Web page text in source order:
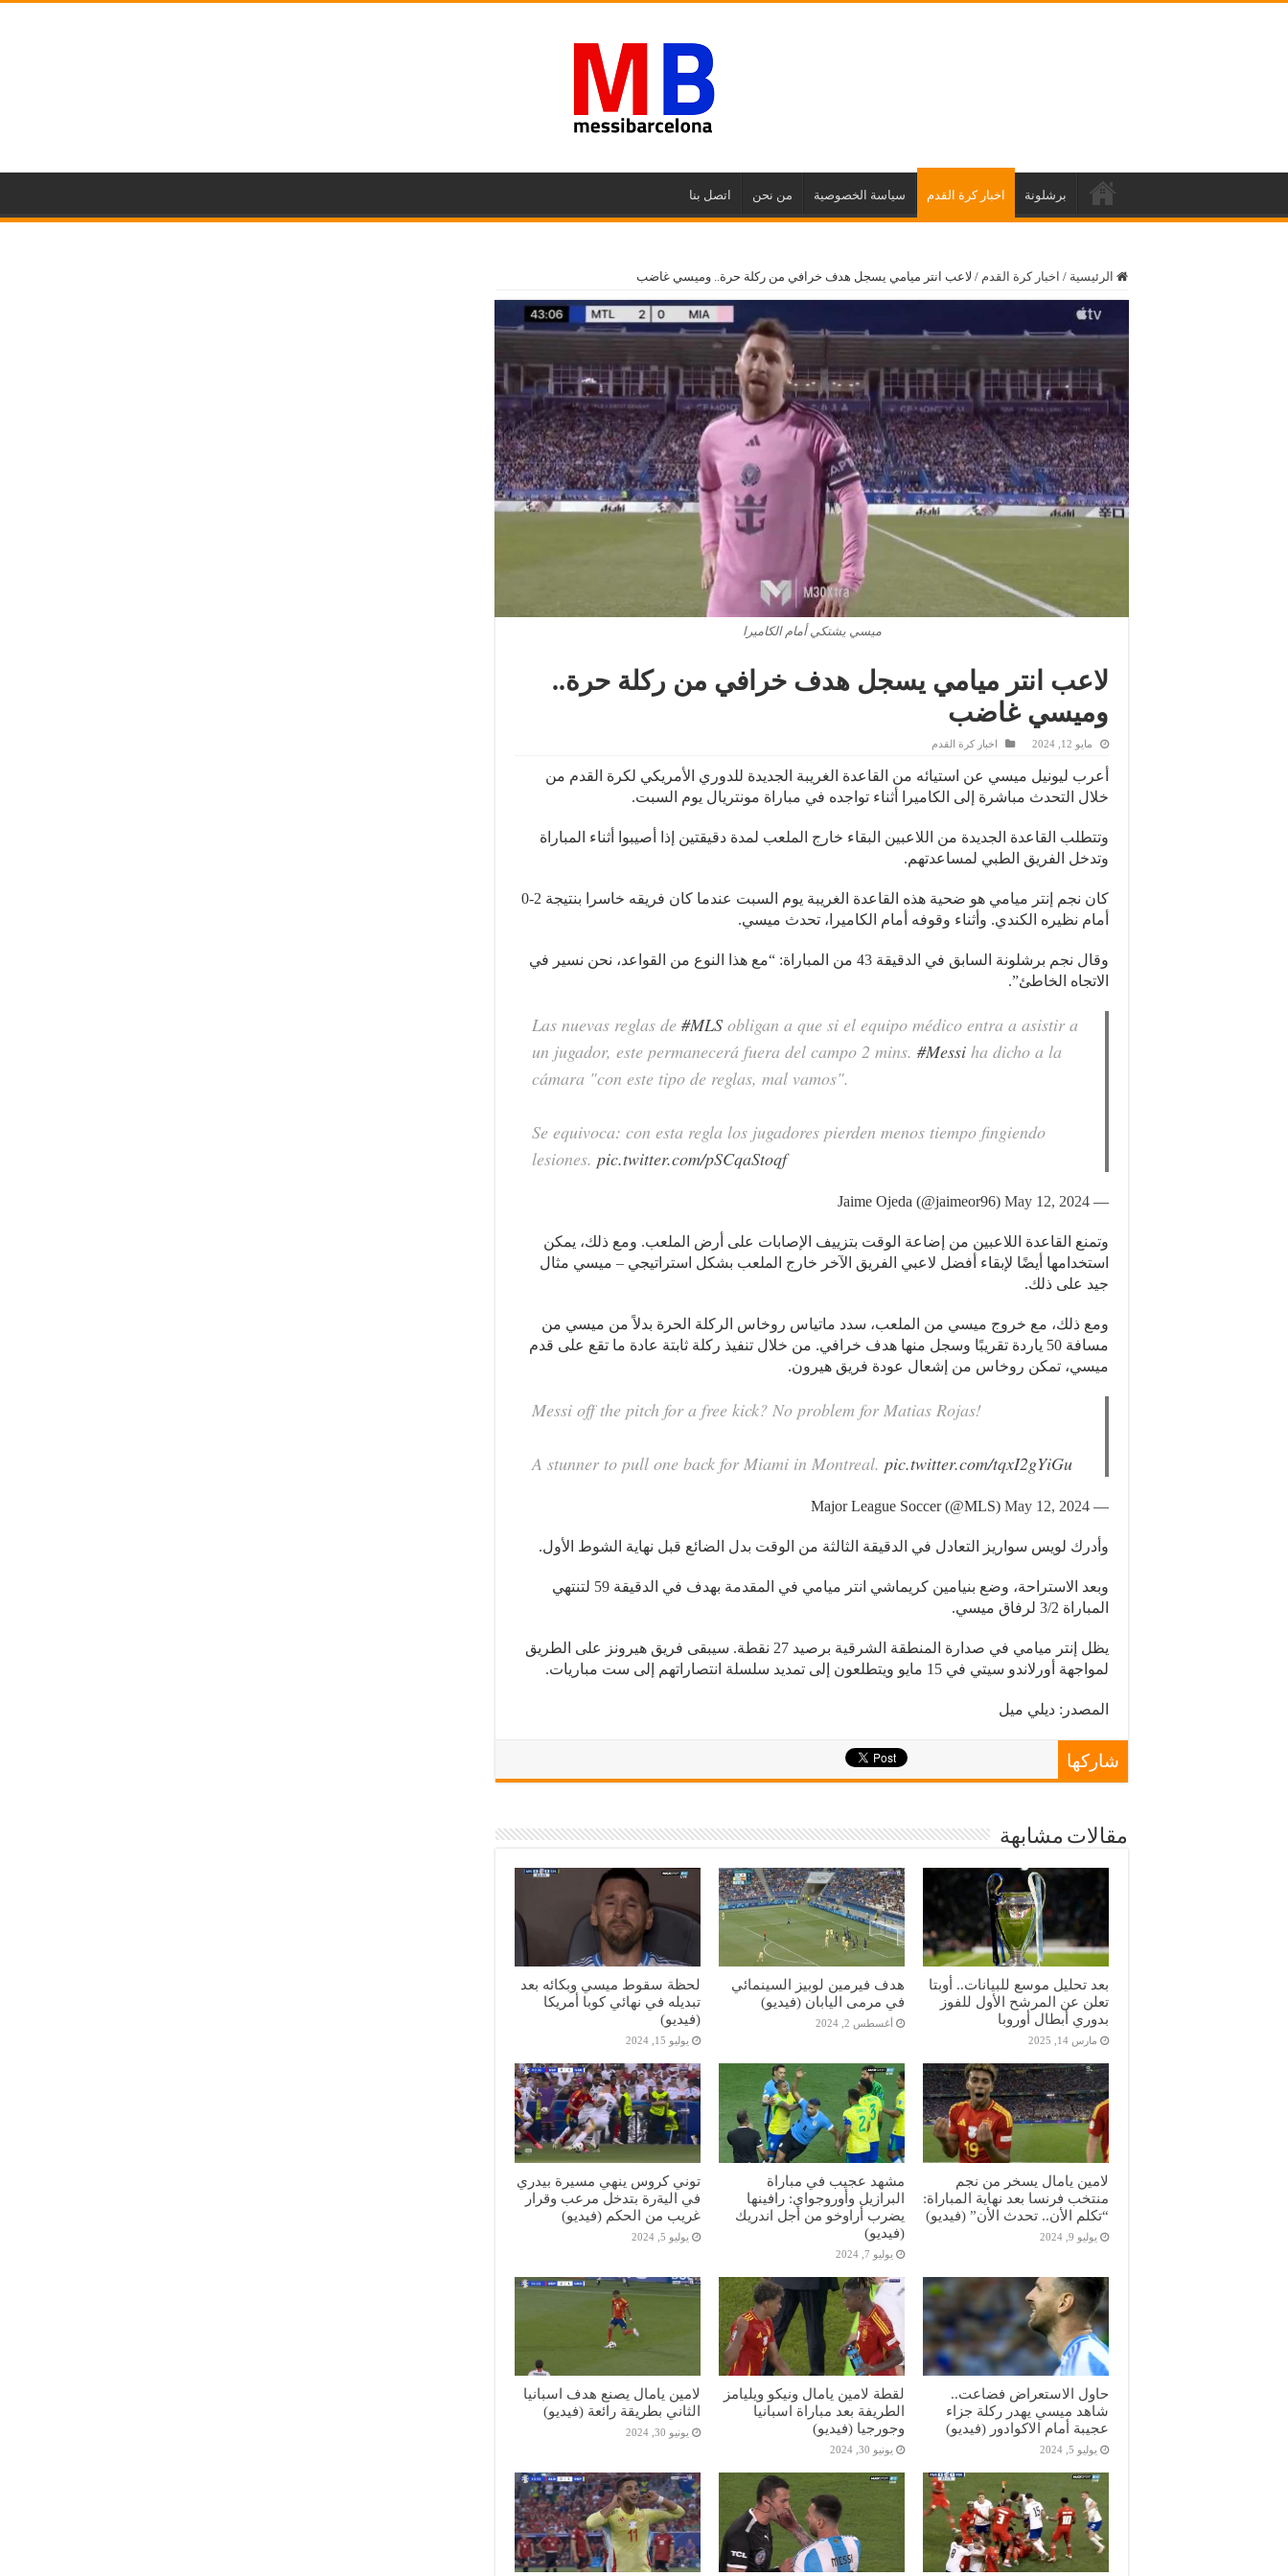
برشلونة اخبار كرة القدم سياسة الخصوصية من نحن اتصل بنا
الرئيسية / اخبار كرة القدم / لاعب انتر ميامي يسجل هدف خرافي من ركلة حرة.. وميسي غاضب
ميسي يشتكي أمام الكاميرا
لاعب انتر ميامي يسجل هدف خرافي من ركلة حرة..
وميسي غاضب
مايو 12, 2024 اخبار كرة القدم
أعرب ليونيل ميسي عن استيائه من القاعدة الغريبة الجديدة للدوري الأمريكي لكرة القدم من
خلال التحدث مباشرة إلى الكاميرا أثناء تواجده في مباراة مونتريال يوم السبت.
وتتطلب القاعدة الجديدة من اللاعبين البقاء خارج الملعب لمدة دقيقتين إذا أصيبوا أثناء المباراة
وتدخل الفريق الطبي لمساعدتهم.
كان نجم إنتر ميامي هو ضحية هذه القاعدة الغريبة يوم السبت عندما كان فريقه خاسرا بنتيجة 2-0
أمام نظيره الكندي. وأثناء وقوفه أمام الكاميرا، تحدث ميسي.
وقال نجم برشلونة السابق في الدقيقة 43 من المباراة: “مع هذا النوع من القواعد، نحن نسير في
الاتجاه الخاطئ”.
Las nuevas reglas de #MLS obligan a que si el equipo médico entra a asistir a
un jugador, este permanecerá fuera del campo 2 mins. #Messi ha dicho a la
cámara "con este tipo de reglas, mal vamos".
Se equivoca: con esta regla los jugadores pierden menos tiempo fingiendo
lesiones. pic.twitter.com/pSCqaStoqf
— Jaime Ojeda (@jaimeor96)
May 12, 2024
وتمنع القاعدة اللاعبين من إضاعة الوقت بتزييف الإصابات على أرض الملعب. ومع ذلك، يمكن
استخدامها أيضًا لإبقاء أفضل لاعبي الفريق الآخر خارج الملعب بشكل استراتيجي – ميسي مثال
جيد على ذلك.
ومع ذلك، مع خروج ميسي من الملعب، سدد ماتياس روخاس الركلة الحرة بدلاً من ميسي من
مسافة 50 ياردة تقريبًا وسجل منها هدف خرافي. من خلال تنفيذ ركلة ثابتة عادة ما تقع على قدم
ميسي، تمكن روخاس من إشعال عودة فريق هيرون.
Messi off the pitch for a free kick? No problem for Matias Rojas!
A stunner to pull one back for Miami in Montreal. pic.twitter.com/tqxI2gYiGu
— Major League Soccer (@MLS)
May 12, 2024
وأدرك لويس سواريز التعادل في الدقيقة الثالثة من الوقت بدل الضائع قبل نهاية الشوط الأول.
وبعد الاستراحة، وضع بنيامين كريماشي انتر ميامي في المقدمة بهدف في الدقيقة 59 لتنتهي
المباراة 3/2 لرفاق ميسي.
يظل إنتر ميامي في صدارة المنطقة الشرقية برصيد 27 نقطة. سيبقى فريق هيرونز على الطريق
لمواجهة أورلاندو سيتي في 15 مايو ويتطلعون إلى تمديد سلسلة انتصاراتهم إلى ست مباريات.
المصدر: ديلي ميل
شاركها
مقالات مشابهة
بعد تحليل موسع للبيانات.. أوبتا
تعلن عن المرشح الأول للفوز
بدوري أبطال أوروبا
مارس 14, 2025
هدف فيرمين لوبيز السينمائي
في مرمى اليابان (فيديو)
أغسطس 2, 2024
لحظة سقوط ميسي وبكائه بعد
تبديله في نهائي كوبا أمريكا
(فيديو)
يوليو 15, 2024
لامين يامال يسخر من نجم
منتخب فرنسا بعد نهاية المباراة:
“تكلم الأن.. تحدث الأن” (فيديو)
يوليو 9, 2024
مشهد عجيب في مباراة
البرازيل وأوروجواي: رافينها
يضرب أراوخو من أجل اندريك
(فيديو)
يوليو 7, 2024
توني كروس ينهي مسيرة بيدري
في اليةرة بتدخل مرعب وقرار
غريب من الحكم (فيديو)
يوليو 5, 2024
حاول الاستعراض فضاعت..
شاهد ميسي يهدر ركلة جزاء
عجيبة أمام الاكوادور (فيديو)
يوليو 5, 2024
لقطة لامين يامال ونيكو ويليامز
الطريفة بعد مباراة اسبانيا
وجورجيا (فيديو)
يونيو 30, 2024
لامين يامال يصنع هدف اسبانيا
الثاني بطريقة رائعة (فيديو)
يونيو 30, 2024